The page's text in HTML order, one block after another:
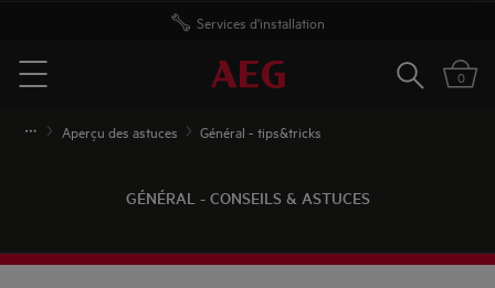
Services d'installation
Menu
Rechercher
0
Aperçu des astuces Général - tips&tricks
GÉNÉRAL - CONSEILS & ASTUCES